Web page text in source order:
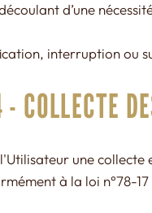
d’une
interruption ou
COLLECTE
l'Utilisateur une
à la loi n°78-